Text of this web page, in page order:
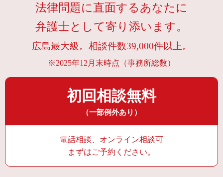
法律問題に直面するあなたに
弁護士として寄り添います。
広島最大級。相談件数39,000件以上。
※2025年12月末時点（事務所総数）
初回相談無料
（一部例外あり）
電話相談、オンライン相談可
まずはご予約ください。